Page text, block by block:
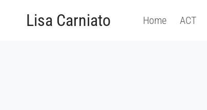
Lisa Carniato Home ACT